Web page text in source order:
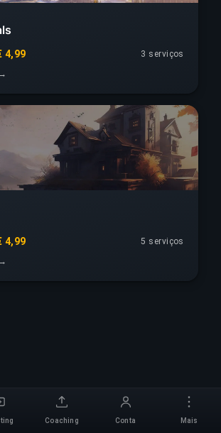
4,99
3 serviços
4,99
5 serviços
Coaching Conta Mais